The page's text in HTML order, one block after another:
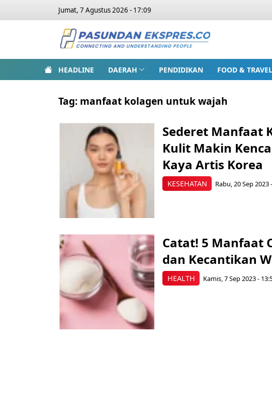
Jumat, 7 Agustus 2026 - 17:09
HEADLINE DAERAH PENDIDIKAN FOOD &
Tag: manfaat kolagen untuk wajah
KESEHATAN
Sederet Manfaat
Kulit Makin
Kaya Artis Korea
Rabu, 20 Sep 2023
HEALTH
Catat! 5 Manfaat
dan Kecantikan
Kamis, 7 Sep 2023 -